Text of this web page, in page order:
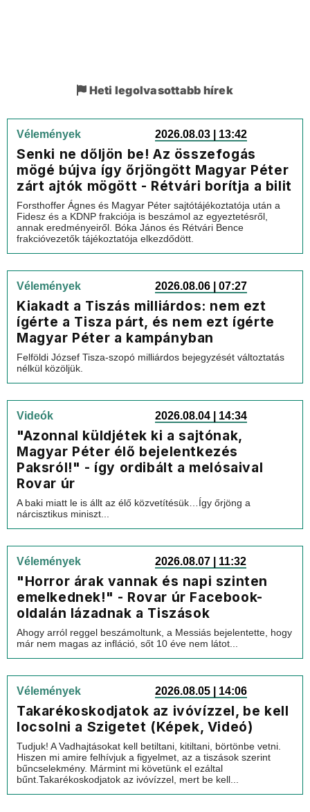
Heti legolvasottabb hírek
Vélemények 2026.08.03 | 13:42
Senki ne dőljön be! Az összefogás
mögé bújva így őrjöngött Magyar Péter
zárt ajtók mögött - Rétvári borítja a bilit
Forsthoffer Ágnes és Magyar Péter sajtótájékoztatója után a
Fidesz és a KDNP frakciója is beszámol az egyeztetésről,
annak eredményeiről. Bóka János és Rétvári Bence
frakcióvezetők tájékoztatója elkezdődött.
Vélemények 2026.08.06 | 07:27
Kiakadt a Tiszás milliárdos: nem ezt
ígérte a Tisza párt, és nem ezt ígérte
Magyar Péter a kampányban
Felföldi József Tisza-szopó milliárdos bejegyzését változtatás
nélkül közöljük.
Videók 2026.08.04 | 14:34
"Azonnal küldjétek ki a sajtónak,
Magyar Péter élő bejelentkezés
Paksról!" - így ordibált a melósaival
Rovar úr
A baki miatt le is állt az élő közvetítésük…Így őrjöng a
nárcisztikus miniszt...
Vélemények 2026.08.07 | 11:32
"Horror árak vannak és napi szinten
emelkednek!" - Rovar úr Facebook-
oldalán lázadnak a Tiszások
Ahogy arról reggel beszámoltunk, a Messiás bejelentette, hogy
már nem magas az infláció, sőt 10 éve nem látot...
Vélemények 2026.08.05 | 14:06
Takarékoskodjatok az ivóvízzel, be kell
locsolni a Szigetet (Képek, Videó)
Tudjuk! A Vadhajtásokat kell betiltani, kitiltani, börtönbe vetni.
Hiszen mi amire felhívjuk a figyelmet, az a tiszások szerint
bűncselekmény. Mármint mi követünk el ezáltal
bűnt.Takarékoskodjatok az ivóvízzel, mert be kell...